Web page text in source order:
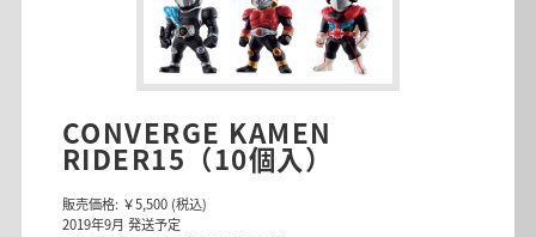
CONVERGE KAMEN
RIDER15（10個入）
販売価格: ￥5,500 (税込)
2019年9月 発送予定